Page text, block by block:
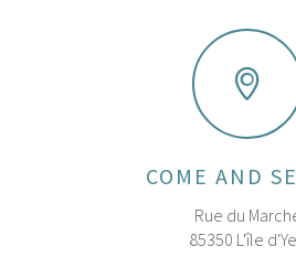
COME AND
Rue du
85350 L'île